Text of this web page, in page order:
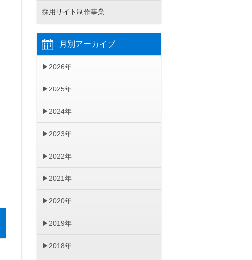
採用サイト制作事業
月別アーカイブ
2026年
2025年
2024年
2023年
2022年
2021年
2020年
2019年
2018年